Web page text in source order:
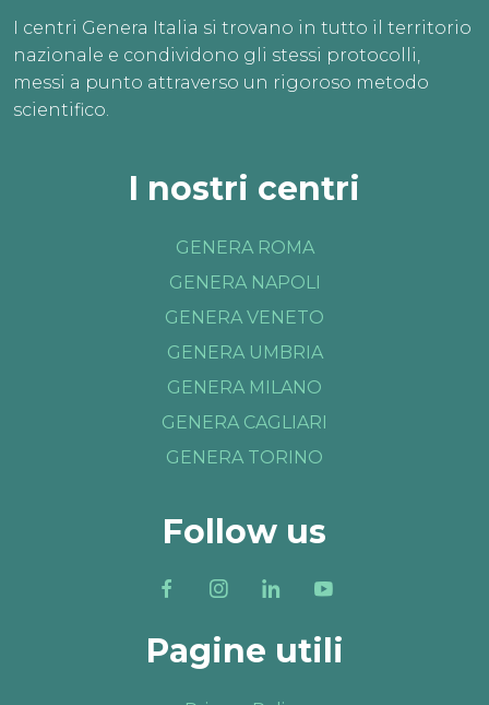
I centri Genera Italia si trovano in tutto il territorio
nazionale e condividono gli stessi protocolli,
messi a punto attraverso un rigoroso metodo
scientifico.
I nostri centri
GENERA ROMA
GENERA NAPOLI
GENERA VENETO
GENERA UMBRIA
GENERA MILANO
GENERA CAGLIARI
GENERA TORINO
Follow us
Pagine utili